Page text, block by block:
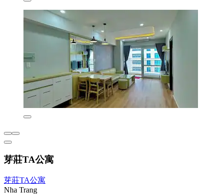
芽莊TA公寓
芽莊TA公寓
Nha Trang